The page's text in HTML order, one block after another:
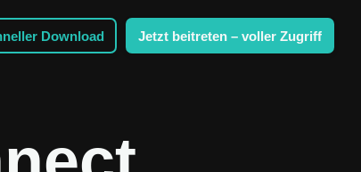
Jetzt beitreten – voller Zugriff
Download